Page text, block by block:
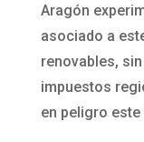
Aragón
asociado a
renovables,
impuestos
en peligro